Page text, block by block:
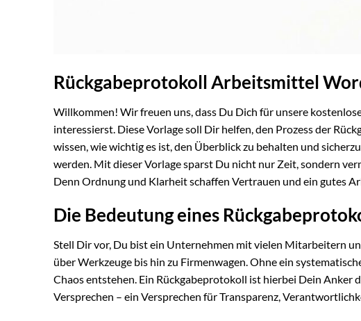
Rückgabeprotokoll Arbeitsmittel
Willkommen! Wir freuen uns, dass Du Dich für unsere
interessierst. Diese Vorlage soll Dir helfen, den Prozess der
wissen, wie wichtig es ist, den Überblick zu behalten und
werden. Mit dieser Vorlage sparst Du nicht nur Zeit, sondern
Denn Ordnung und Klarheit schaffen Vertrauen und ein gutes
Die Bedeutung eines
Stell Dir vor, Du bist ein Unternehmen mit vielen Mitarbeitern
über Werkzeuge bis hin zu Firmenwagen. Ohne ein
Chaos entstehen. Ein Rückgabeprotokoll ist hierbei Dein Anker
Versprechen – ein Versprechen für Transparenz,